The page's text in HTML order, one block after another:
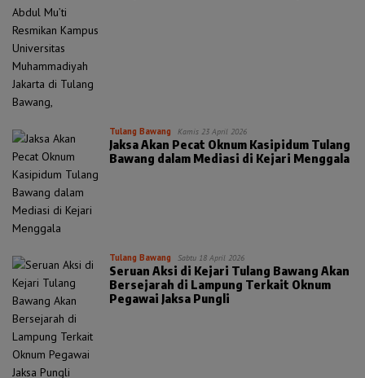
Tulang Bawang Kamis 23 April 2026
Jaksa Akan Pecat Oknum Kasipidum Tulang
Bawang dalam Mediasi di Kejari Menggala
Tulang Bawang Sabtu 18 April 2026
Seruan Aksi di Kejari Tulang Bawang Akan
Bersejarah di Lampung Terkait Oknum
Pegawai Jaksa Pungli